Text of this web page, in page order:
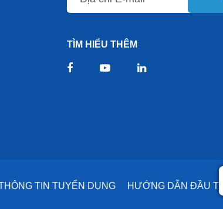
TÌM HIỂU THÊM
HƯỚNG DẪN ĐẦU TƯ
TIN TUYỂN DỤNG